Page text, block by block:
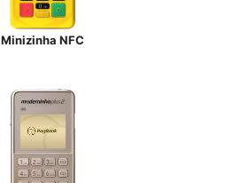
Minizinha NFC